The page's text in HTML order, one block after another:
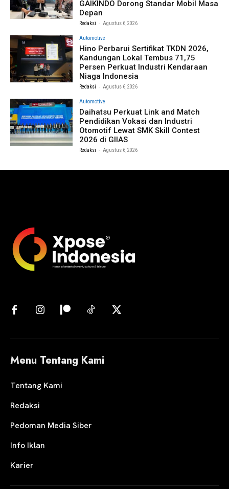
GAIKINDO Dorong Standar Mobil Masa
Depan
Redaksi - Agustus 6, 2026
Automotive
Hino Perbarui Sertifikat TKDN 2026,
Kandungan Lokal Tembus 71,75
Persen Perkuat Industri Kendaraan
Niaga Indonesia
Redaksi - Agustus 6, 2026
Automotive
Daihatsu Perkuat Link and Match
Pendidikan Vokasi dan Industri
Otomotif Lewat SMK Skill Contest
2026 di GIIAS
Redaksi - Agustus 6, 2026
Menu Tentang Kami
Tentang Kami
Redaksi
Pedoman Media Siber
Info Iklan
Karier